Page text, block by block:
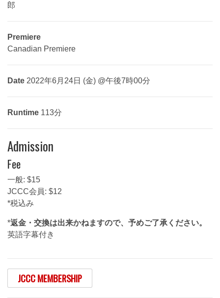
郎
Premiere
Canadian Premiere
Date 2022年6月24日 (金) @午後7時00分
Runtime 113分
Admission
Fee
一般: $15
JCCC会員: $12
*税込み
*返金・交換は出来かねますので、予めご了承ください。
英語字幕付き
JCCC MEMBERSHIP